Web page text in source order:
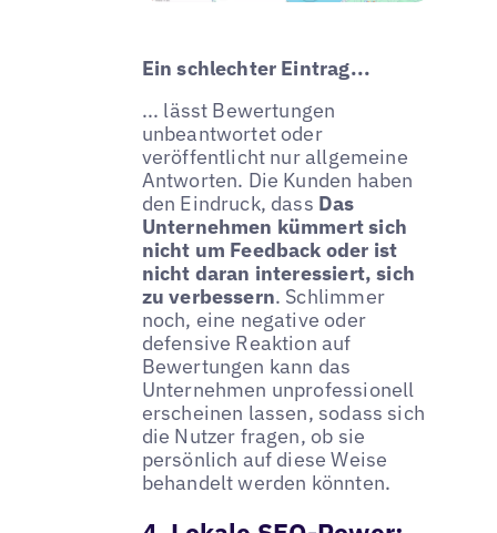
Ein schlechter Eintrag...
... lässt Bewertungen
unbeantwortet oder
veröffentlicht nur allgemeine
Antworten. Die Kunden haben
den Eindruck, dass Das
Unternehmen kümmert sich
nicht um Feedback oder ist
nicht daran interessiert, sich
zu verbessern. Schlimmer
noch, eine negative oder
defensive Reaktion auf
Bewertungen kann das
Unternehmen unprofessionell
erscheinen lassen, sodass sich
die Nutzer fragen, ob sie
persönlich auf diese Weise
behandelt werden könnten.